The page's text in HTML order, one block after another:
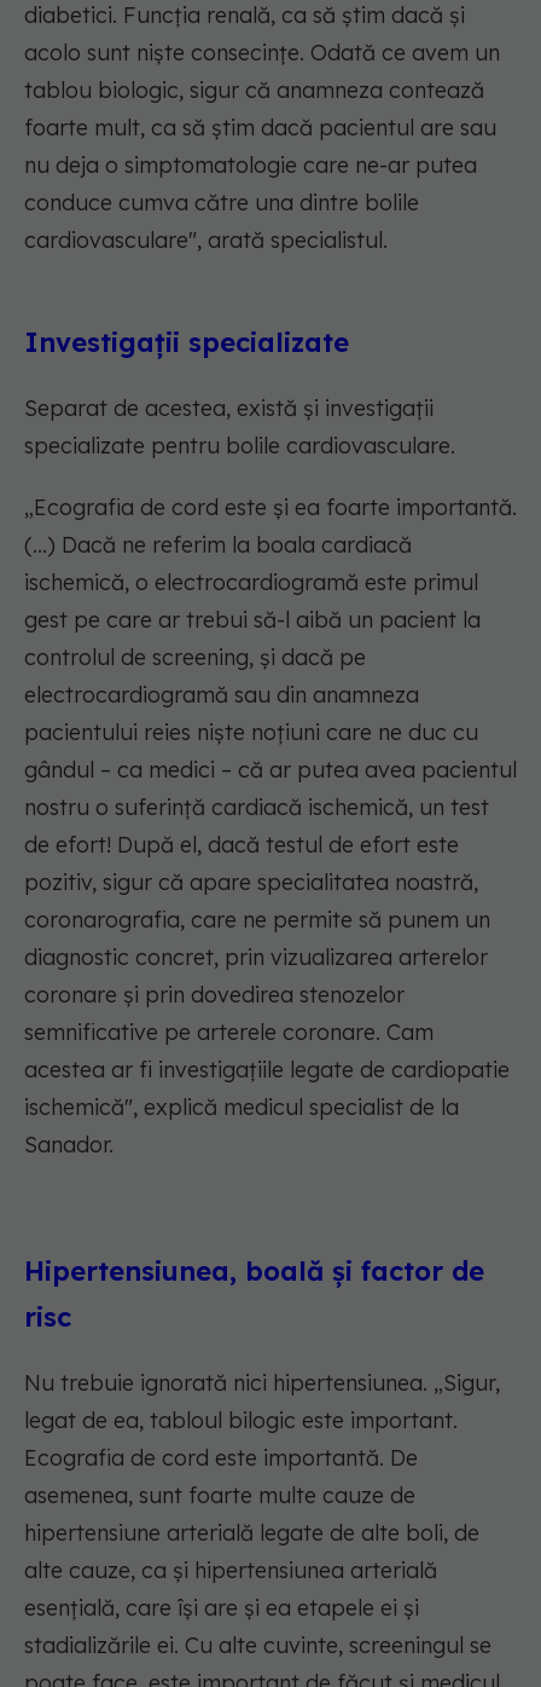
diabetici. Funcția renală, ca să știm dacă și
acolo sunt niște consecințe. Odată ce avem un
tablou biologic, sigur că anamneza contează
foarte mult, ca să știm dacă pacientul are sau
nu deja o simptomatologie care ne-ar putea
conduce cumva către una dintre bolile
cardiovasculare", arată specialistul.
Investigații specializate
Separat de acestea, există și investigații
specializate pentru bolile cardiovasculare.
„Ecografia de cord este și ea foarte importantă.
(...) Dacă ne referim la boala cardiacă
ischemică, o electrocardiogramă este primul
gest pe care ar trebui să-l aibă un pacient la
controlul de screening, și dacă pe
electrocardiogramă sau din anamneza
pacientului reies niște noțiuni care ne duc cu
gândul – ca medici – că ar putea avea pacientul
nostru o suferință cardiacă ischemică, un test
de efort! După el, dacă testul de efort este
pozitiv, sigur că apare specialitatea noastră,
coronarografia, care ne permite să punem un
diagnostic concret, prin vizualizarea arterelor
coronare și prin dovedirea stenozelor
semnificative pe arterele coronare. Cam
acestea ar fi investigațiile legate de cardiopatie
ischemică", explică medicul specialist de la
Sanador.
Hipertensiunea, boală și factor de
risc
Nu trebuie ignorată nici hipertensiunea. „Sigur,
legat de ea, tabloul bilogic este important.
Ecografia de cord este importantă. De
asemenea, sunt foarte multe cauze de
hipertensiune arterială legate de alte boli, de
alte cauze, ca și hipertensiunea arterială
esențială, care își are și ea etapele ei și
stadializările ei. Cu alte cuvinte, screeningul se